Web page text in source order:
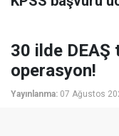
30 ilde
operasyon!
Yayınlanma: 07 Ağustos